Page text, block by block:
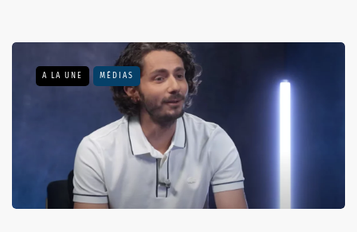
A LA UNE MÉDIAS